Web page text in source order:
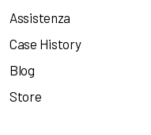
Assistenza
Case History
Blog
Store